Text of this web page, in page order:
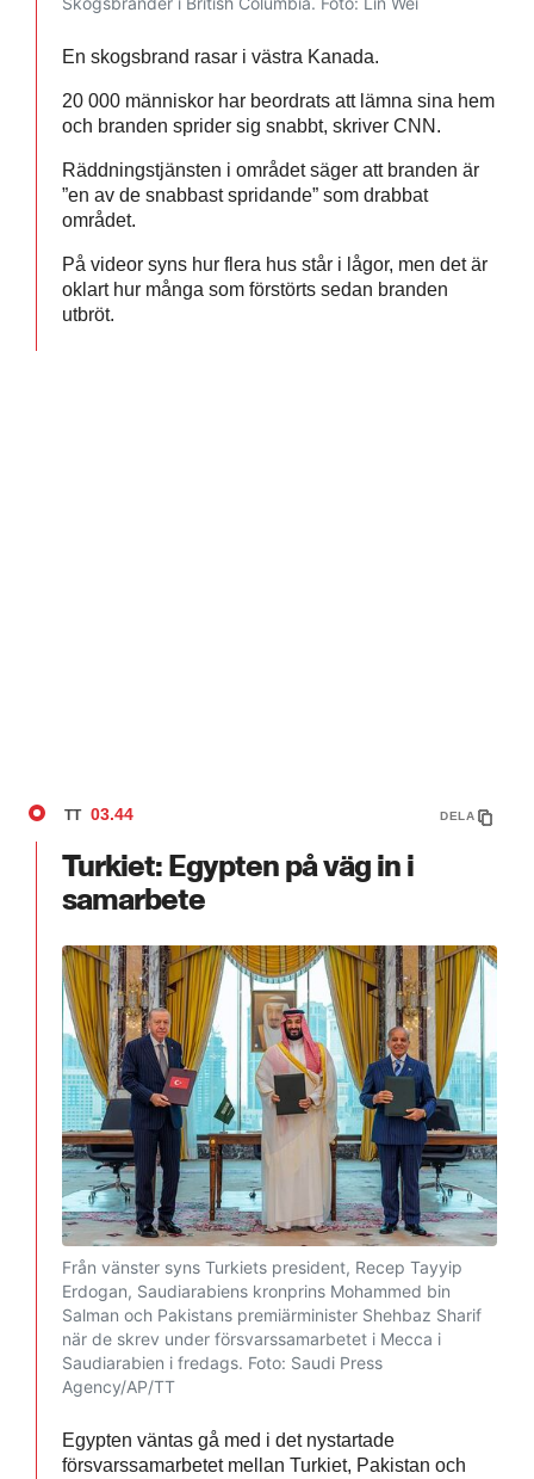
En skogsbrand rasar i västra Kanada.
20 000 människor har beordrats att lämna sina hem
och branden sprider sig snabbt, skriver CNN.
Räddningstjänsten i området säger att branden är
”en av de snabbast spridande” som drabbat
området.
På videor syns hur flera hus står i lågor, men det är
oklart hur många som förstörts sedan branden
utbröt.
TT 03.44 DELA
Turkiet: Egypten på väg in i
samarbete
Från vänster syns Turkiets president, Recep Tayyip
Erdogan, Saudiarabiens kronprins Mohammed bin
Salman och Pakistans premiärminister Shehbaz Sharif
när de skrev under försvarssamarbetet i Mecca i
Saudiarabien i fredags. Foto: Saudi Press
Agency/AP/TT
Egypten väntas gå med i det nystartade
försvarssamarbetet mellan Turkiet, Pakistan och